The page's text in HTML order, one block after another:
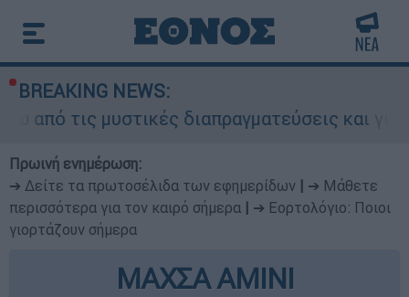
BREAKING NEWS:
διαπραγματεύσεις και γιατί
Πρωινή ενημέρωση:
➔ Δείτε τα πρωτοσέλιδα των εφημερίδων
➔ Μάθετε
περισσότερα για τον καιρό σήμερα
➔ Εορτολόγιο: Ποιοι
γιορτάζουν σήμερα
ΜΑΧΣΑ ΑΜΙΝΙ